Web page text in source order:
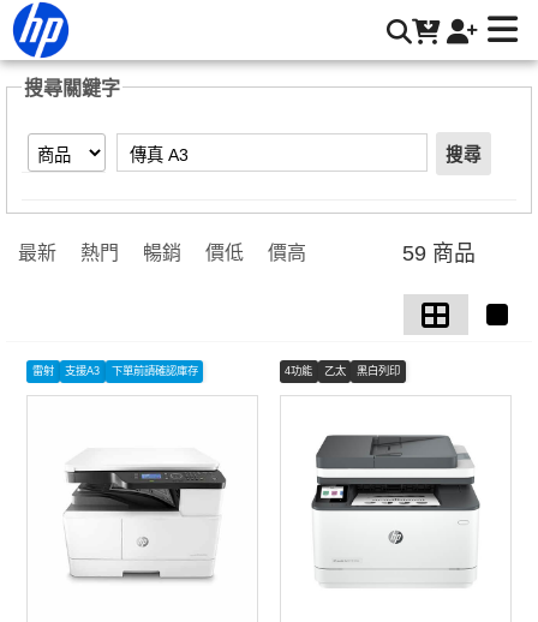
【傳真 A3】搜尋結果 | HP® 惠普台灣原廠購物網
搜尋關鍵字
搜尋
最新 熱門 暢銷 價低 價高 59 商品
雷射 支援A3 下單前請確認庫存 4功能 乙太 黑白列印